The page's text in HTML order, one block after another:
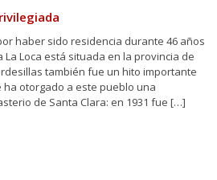
haber sido residencia durante 46 años
La Loca está situada en la provincia de
también fue un hito importante
otorgado a este pueblo una
de Santa Clara: en 1931 fue […]